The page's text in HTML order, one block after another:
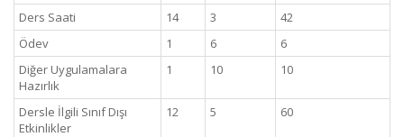
Ders Saati
14 3
42
Ödev
1 6
6
Diğer Uygulamalara
Hazırlık
1 10 10
Dersle İlgili Sınıf Dışı
Etkinlikler
12 5 60